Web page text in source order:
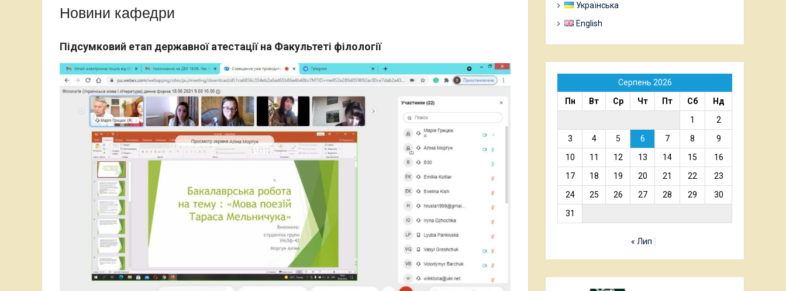
Новини кафедри
Підсумковий етап державної атестації на Факультеті філології
Українська
English
Серпень 2026
Пн
Вт Ср Чт Пт Сб
Нд
1
2
3
4 5 6 7 8
9
10
11 12 13 14 15
16
17
18 19 20 21 22
23
24
25 26 27 28 29
30
31
« Лип